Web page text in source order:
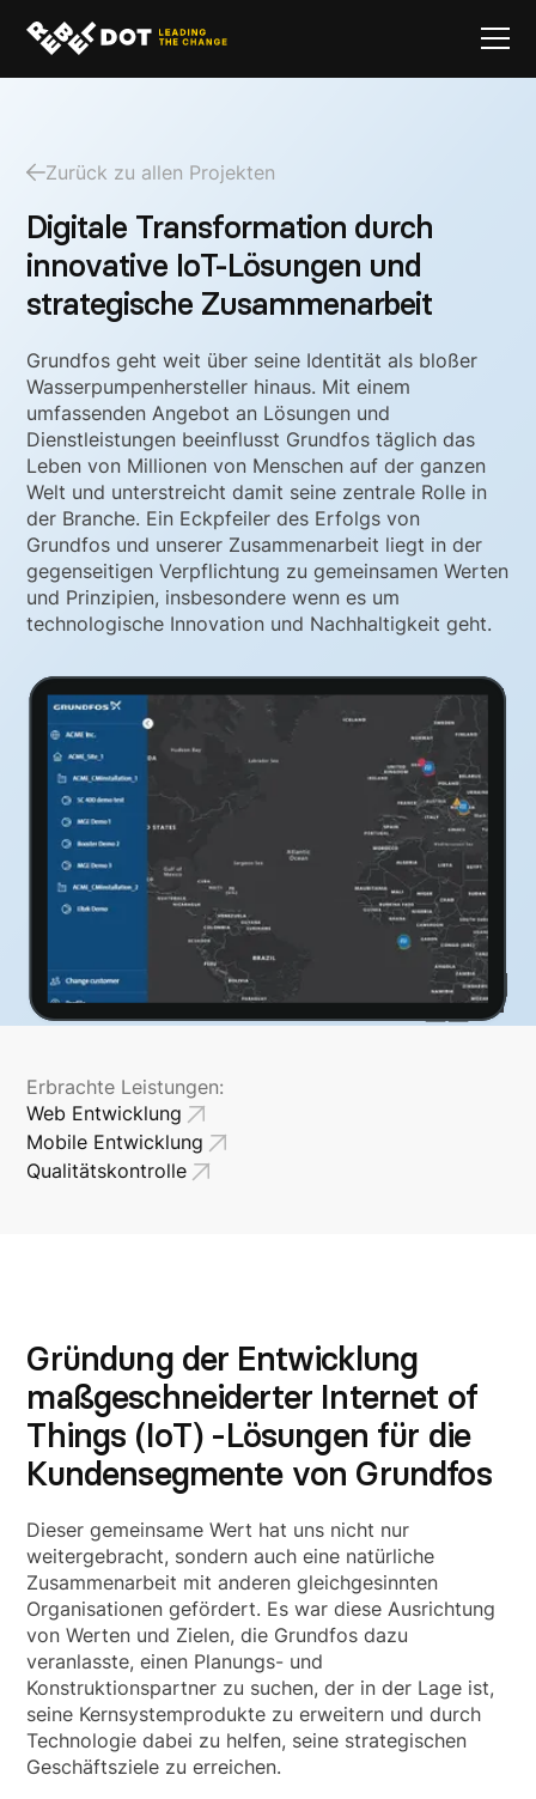
Zurück zu allen Projekten
Digitale Transformation durch
innovative IoT-Lösungen und
strategische Zusammenarbeit
Grundfos geht weit über seine Identität als bloßer
Wasserpumpenhersteller hinaus. Mit einem
umfassenden Angebot an Lösungen und
Dienstleistungen beeinflusst Grundfos täglich das
Leben von Millionen von Menschen auf der ganzen
Welt und unterstreicht damit seine zentrale Rolle in
der Branche. Ein Eckpfeiler des Erfolgs von
Grundfos und unserer Zusammenarbeit liegt in der
gegenseitigen Verpflichtung zu gemeinsamen Werten
und Prinzipien, insbesondere wenn es um
technologische Innovation und Nachhaltigkeit geht.
Erbrachte Leistungen:
Web Entwicklung
Mobile Entwicklung
Qualitätskontrolle
Gründung der Entwicklung
maßgeschneiderter Internet of
Things (IoT) -Lösungen für die
Kundensegmente von Grundfos
Dieser gemeinsame Wert hat uns nicht nur
weitergebracht, sondern auch eine natürliche
Zusammenarbeit mit anderen gleichgesinnten
Organisationen gefördert. Es war diese Ausrichtung
von Werten und Zielen, die Grundfos dazu
veranlasste, einen Planungs- und
Konstruktionspartner zu suchen, der in der Lage ist,
seine Kernsystemprodukte zu erweitern und durch
Technologie dabei zu helfen, seine strategischen
Geschäftsziele zu erreichen.